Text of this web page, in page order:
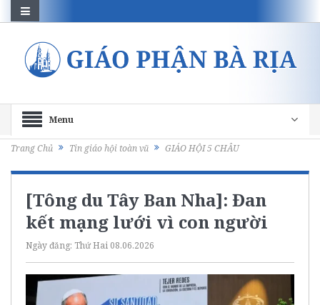
Menu
Trang Chủ Tin giáo hội toàn vũ GIÁO HỘI 5 CHÂU
[Tông du Tây Ban Nha]: Đan
kết mạng lưới vì con người
Ngày đăng: Thứ Hai 08.06.2026